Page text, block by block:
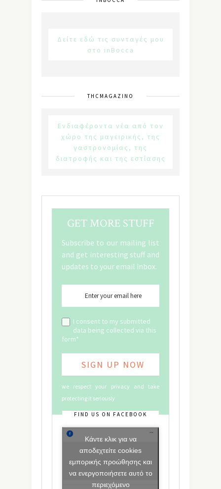
Δείτε εδώ τις συνταγές μου
στο inBocca
THCMAGAZINO
Ενδιαφέροντα νέα από τον
χώρο της μαγειρικής, της
γαστρονομίας, της
διατροφής και της εστίασης
GET MORE STUFF
Subscribe to our mailing list
and get interesting stuff and
updates to your email inbox.
I consent to my submitted
data being collected via this
form*
we respect your privacy and take
protecting it seriously
FIND US ON FACEBOOK
Κάντε κλικ για να
αποδεχτείτε cookies
εμπορικής προώθησης και
να ενεργοποιήσετε αυτό το
περιεχόμενο